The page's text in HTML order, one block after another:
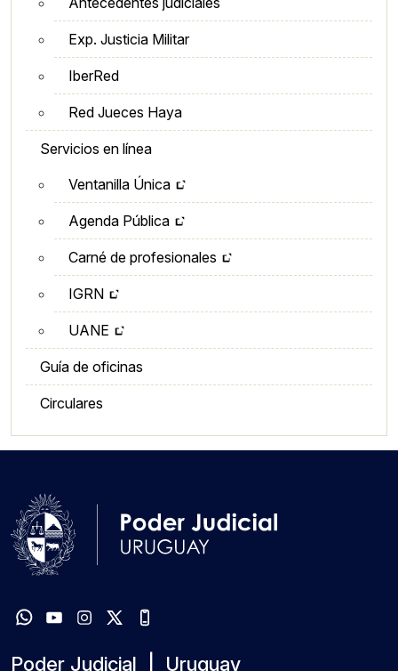
Exp. Justicia Militar
IberRed
Red Jueces Haya
Servicios en línea
Ventanilla Única
Agenda Pública
Carné de profesionales
IGRN
UANE
Guía de oficinas
Circulares
Poder Judicial | Uruguay